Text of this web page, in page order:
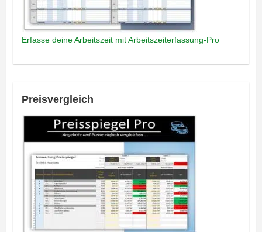
Erfasse deine Arbeitszeit mit Arbeitszeiterfassung-Pro
Preisvergleich